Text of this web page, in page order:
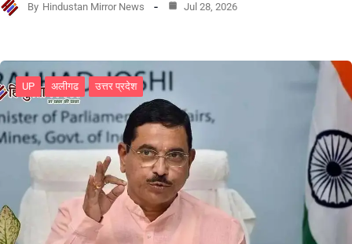
By Hindustan Mirror News Jul 28, 2026
UP अलीगढ उत्तर प्रदेश